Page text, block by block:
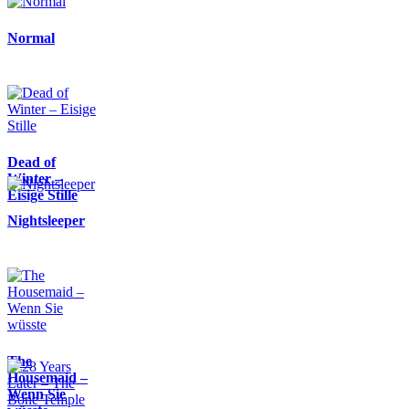
Normal
Dead of
Winter –
Eisige Stille
Nightsleeper
The
Housemaid –
Wenn Sie